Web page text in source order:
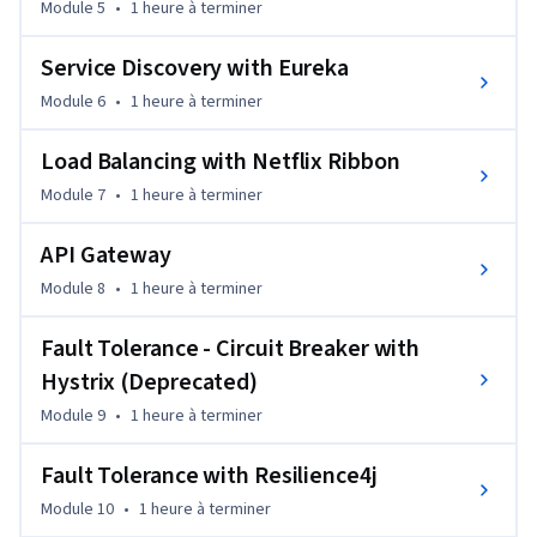
This course also covers critical concepts such as reactive
programming using Spring WebFlux, resilience with Hystrix
and Resilience4j, and log aggregation using the ELK stack.
components such as Eureka for service discovery, Netflix
Ribbon for load balancing, and Spring Cloud Config Server for
application or modernizing an existing one, the skills you'll
develop here are highly applicable for real-world projects.
The course is designed for anyone interested in learning
Spring Boot and Spring Cloud in the context of
microservices, from developers to architects looking to
improve system scalability and reliability.
Module 5 • 1 heure à terminer
Service Discovery with Eureka
Module 6 • 1 heure à terminer
Load Balancing with Netflix Ribbon
Module 7 • 1 heure à terminer
API Gateway
Module 8 • 1 heure à terminer
Fault Tolerance - Circuit Breaker with
Hystrix (Deprecated)
Module 9 • 1 heure à terminer
Fault Tolerance with Resilience4j
Module 10 • 1 heure à terminer